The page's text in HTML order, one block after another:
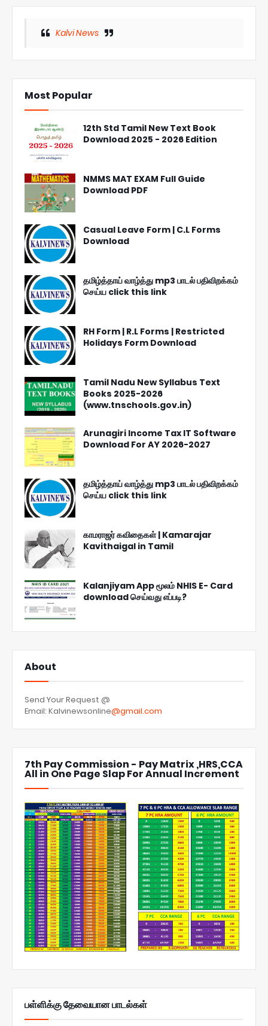
Kalvi News
Most Popular
12th Std Tamil New Text Book
Download 2025 - 2026 Edition
NMMS MAT EXAM Full Guide
Download PDF
Casual Leave Form | C.L Forms
Download
தமிழ்த்தாய் வாழ்த்து mp3 பாடல் பதிவிறக்கம்
செய்ய click this link
RH Form | R.L Forms | Restricted
Holidays Form Download
Tamil Nadu New Syllabus Text
Books 2025-2026
(www.tnschools.gov.in)
Arunagiri Income Tax IT Software
Download For AY 2026-2027
தமிழ்த்தாய் வாழ்த்து mp3 பாடல் பதிவிறக்கம்
செய்ய click this link
காமராஜர் கவிதைகள் | Kamarajar
Kavithaigal in Tamil
Kalanjiyam App மூலம் NHIS E- Card
download செய்வது எப்படி?
About
Send Your Request @
Email: Kalvinewsonline@gmail.com
7th Pay Commission - Pay Matrix ,HRS,CCA
All in One Page Slap For Annual Increment
பள்ளிக்கு தேவையான பாடல்கள்